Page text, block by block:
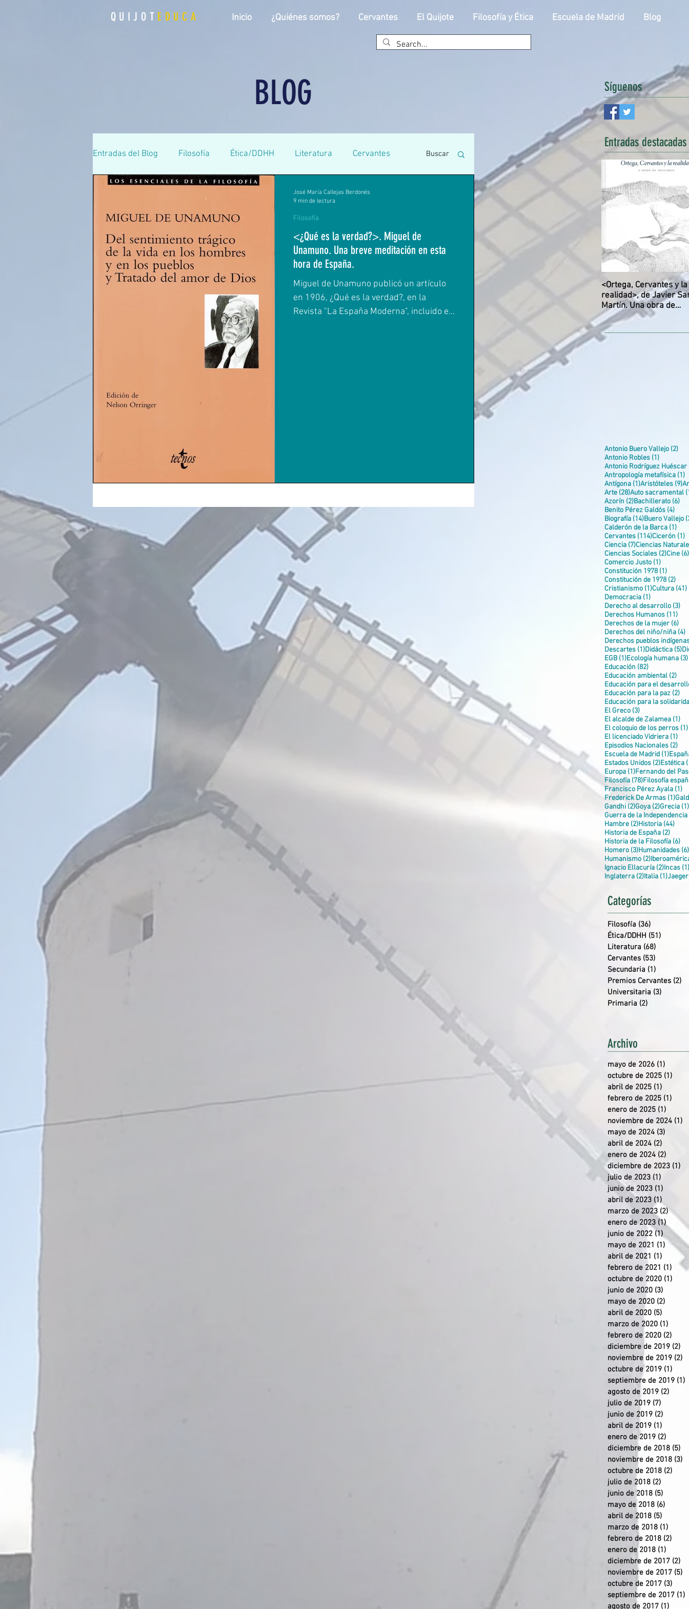
QUIJOT EDUCA Inicio ¿Quiénes somos? Cervantes El Quijote Filosofía y Ética Escuela de Madrid Blog
BLOG
Entradas del Blog Filosofía Ética/DDHH Literatura Cervantes
Universitaria Primaria
<¿Qué es la verdad?>. Miguel de
Unamuno. Una breve meditación en esta
hora de España.
Miguel de Unamuno publicó un artículo
en 1906, ¿Qué es la verdad?, en la
Revista "La España Moderna", incluido en
Filosofía
José María Callejas Berdonés
9 min de lectura
Buscar
Síguenos
Entradas destacadas
<Ortega, Cervantes y la
realidad>, de Javier
Martín. Una obra de
referencia de la
española.
Antonio Buero Vallejo (2)2
Antonio Robles (1)1 entrada
Antonio Rodríguez Huéscar
Antropología metafísica (1)
Antígona (1)1 entrada
Aristóteles (9)9
Arte (28)28 entradas
Auto sacramental
Azorín (2)2 entradas
Bachillerato (6)6
Benito Pérez Galdós (4)4
Biografía (14)14 entradas
Buero Vallejo
Calderón de la Barca (1)1
Cervantes (114)114
Cicerón (1)
Ciencia (7)7 entradas
Ciencias
Ciencias Sociales (2)2Cine (6)
Comercio Justo (1)1 entrada
Constitución 1978 (1)1
Constitución de 1978 (2)2
Cristianismo (1)1 entrada
Cultura (41)
Democracia (1)1 entrada
Derecho al desarrollo (3)3
Derechos Humanos (11)11
Derechos de la mujer (6)6
Derechos del niño/niña (4)
Derechos pueblos
Descartes (1)1 entrada
Didáctica (5)5
EGB (1)1 entrada
Ecología humana (3)
Educación (82)82 entradas
Educación ambiental (2)2
Educación para el
Educación para la paz (2)2
Educación para la
El Greco (3)3 entradas
El alcalde de Zalamea (1)1
El coloquio de los perros (1)
El licenciado Vidriera (1)1
Episodios Nacionales (2)2
Escuela de Madrid (1)1
Estados Unidos (2)2Estética
Europa (1)1 entrada
Fernando del
Filosofía (78)78 entradas
Filosofía
Francisco Pérez Ayala (1)1
Frederick De Armas (1)1
Gandhi (2)2 entradas
Goya (2)2Grecia (1)
Guerra de la Independencia
Hambre (2)2 entradas
Historia (44)44
Historia de España (2)2
Historia de la Filosofía (6)6
Homero (3)3 entradas
Humanidades (6)
Humanismo (2)2 entradas
Ignacio Ellacuría (2)2Incas (1)
Inglaterra (2)2 entradas
Italia (1)1
Jaeger
Categorías
Filosofía (36)
Ética/DDHH (51)
Literatura (68)
Cervantes (53)
Secundaria (1)
Premios Cervantes (2)
Universitaria (3)
Primaria (2)
Archivo
mayo de 2026 (1)
octubre de 2025 (1)
abril de 2025 (1)
febrero de 2025 (1)
enero de 2025 (1)
noviembre de 2024 (1)
mayo de 2024 (3)
abril de 2024 (2)
enero de 2024 (2)
diciembre de 2023 (1)
julio de 2023 (1)
junio de 2023 (1)
abril de 2023 (1)
marzo de 2023 (2)2
enero de 2023 (1)1
junio de 2022 (1) 1
mayo de 2021 (1) 1
abril de 2021 (1) 1
febrero de 2021 (1) 1
octubre de 2020 (1)
junio de 2020 (3)
mayo de 2020 (2)
abril de 2020 (5)
marzo de 2020 (1)
febrero de 2020 (2)
diciembre de 2019 (2)
noviembre de 2019 (2)
octubre de 2019 (1)
septiembre de 2019 (1)
agosto de 2019 (2)
julio de 2019 (7)
junio de 2019 (2)
abril de 2019 (1)
enero de 2019 (2)
diciembre de 2018 (5)
noviembre de 2018 (3)
octubre de 2018 (2)
julio de 2018 (2)
junio de 2018 (5)
mayo de 2018 (6)
abril de 2018 (5)
marzo de 2018 (1)
febrero de 2018 (2)
enero de 2018 (1)
diciembre de 2017 (2)
noviembre de 2017 (5)
octubre de 2017 (3)
septiembre de 2017 (1)
agosto de 2017 (1)